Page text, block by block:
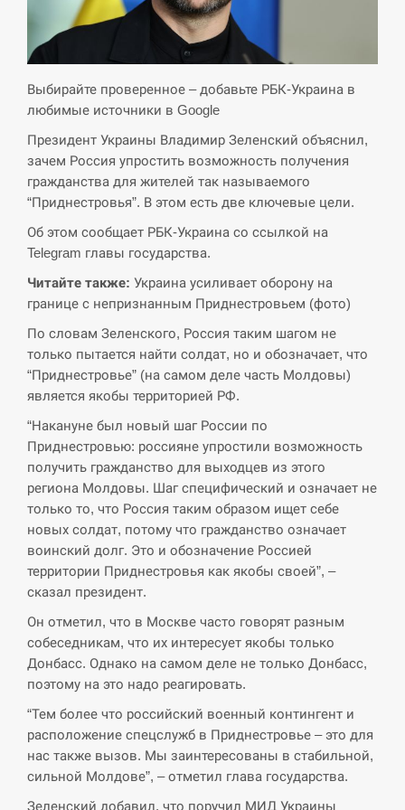
СЕРПЕНЬ
Экс-послу в США Стефанишиной вручили новое
У Росії розгортається ракетний підрозділ КНДР –
Reuters
СЕРПЕНЬ
14:23
хотя у партнеров они…
СЕРПЕНЬ
14:10
У Румунії затоплять чотири баржі для
збільшення потоку води до…
СЕРПЕНЬ
В Москве пожаловались на “кратный рост” атак
дронов Украины
СЕРПЕНЬ
13:40
Біля українського літака в аеропорту Лейпцига
виявили дрон, ймовірно, з…
СЕРПЕНЬ
13:23
“Они должны быть уничтожены”: в МИДе
ответили, как отреагируют на…
СЕРПЕНЬ
Тайвань проводить найбільші військові
Выбирайте проверенное – добавьте РБК-Украина в
любимые источники в Google
Президент Украины Владимир Зеленский объяснил,
зачем Россия упростить возможность получения
гражданства для жителей так называемого
“Приднестровья”. В этом есть две ключевые цели.
Об этом сообщает РБК-Украина со ссылкой на
Telegram главы государства.
Читайте также: Украина усиливает оборону на
границе с непризнанным Приднестровьем (фото)
По словам Зеленского, Россия таким шагом не
только пытается найти солдат, но и обозначает, что
“Приднестровье” (на самом деле часть Молдовы)
является якобы территорией РФ.
“Накануне был новый шаг России по
Приднестровью: россияне упростили возможность
получить гражданство для выходцев из этого
региона Молдовы. Шаг специфический и означает не
только то, что Россия таким образом ищет себе
новых солдат, потому что гражданство означает
воинский долг. Это и обозначение Россией
территории Приднестровья как якобы своей”, –
сказал президент.
Он отметил, что в Москве часто говорят разным
собеседникам, что их интересует якобы только
Донбасс. Однако на самом деле не только Донбасс,
поэтому на это надо реагировать.
“Тем более что российский военный контингент и
расположение спецслужб в Приднестровье – это для
нас также вызов. Мы заинтересованы в стабильной,
сильной Молдове”, – отметил глава государства.
Зеленский добавил, что поручил МИД Украины